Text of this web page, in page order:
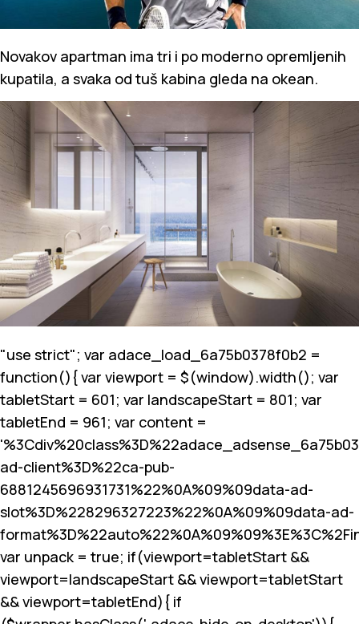
Novakov apartman ima tri i po moderno opremljenih
kupatila, a svaka od tuš kabina gleda na okean.
"use strict"; var adace_load_6a75b0378f0b2 =
function(){ var viewport = $(window).width(); var
tabletStart = 601; var landscapeStart = 801; var
tabletEnd = 961; var content =
ad-client%3D%22ca-pub-
6881245696931731%22%0A%09%09data-ad-
slot%3D%228296327223%22%0A%09%09data-ad-
var unpack = true; if(viewport=tabletStart &&
viewport=landscapeStart && viewport=tabletStart
&& viewport=tabletEnd){ if